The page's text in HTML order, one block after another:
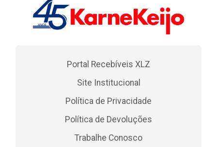
Portal Recebíveis XLZ
Site Institucional
Política de Privacidade
Política de Devoluções
Trabalhe Conosco